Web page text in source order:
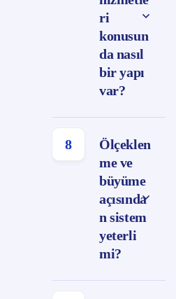
ri
konusun
da nasıl
bir yapı
var?
8
Ölçeklen
me ve
büyüme
açısında
n sistem
yeterli
mi?